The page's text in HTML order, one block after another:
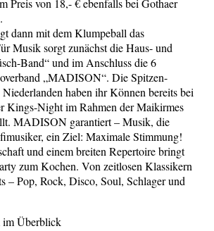
dann mit dem Klumpeball das
Musik sorgt zunächst die Haus- und
Band“ und im Anschluss die 6
„MADISON“. Die Spitzen-
Niederlanden haben ihr Können bereits bei
Kings-Night im Rahmen der Maikirmes
MADISON garantiert – Musik, die
ein Ziel: Maximale Stimmung!
und einem breiten Repertoire bringt
zum Kochen. Von zeitlosen Klassikern
– Pop, Rock, Disco, Soul, Schlager und
im Überblick